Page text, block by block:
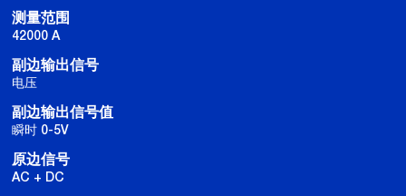
测量范围
42000 A
副边输出信号
电压
副边输出信号值
瞬时 0-5V
原边信号
AC + DC